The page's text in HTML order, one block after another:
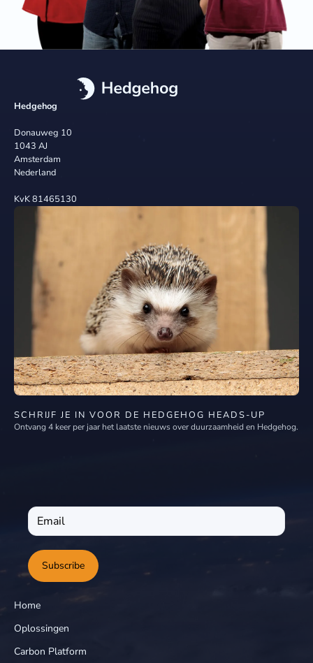
Hedgehog
Donauweg 10
1043 AJ
Amsterdam
Nederland
KvK 81465130
SCHRIJF JE IN VOOR DE HEDGEHOG HEADS-UP
Ontvang 4 keer per jaar het laatste nieuws over duurzaamheid en Hedgehog.
Subscribe
Home
Oplossingen
Carbon Platform